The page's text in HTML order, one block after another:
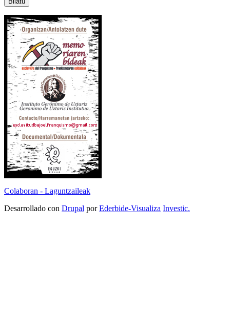
Colaboran - Laguntzaileak
Desarrollado con Drupal porEderbide-Visualiza Investic.